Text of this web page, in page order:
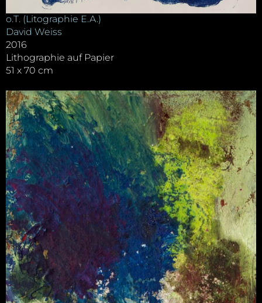
o.T. (Litographie E.A.)
David Weiss
2016
Lithographie auf Papier
51 x 70 cm